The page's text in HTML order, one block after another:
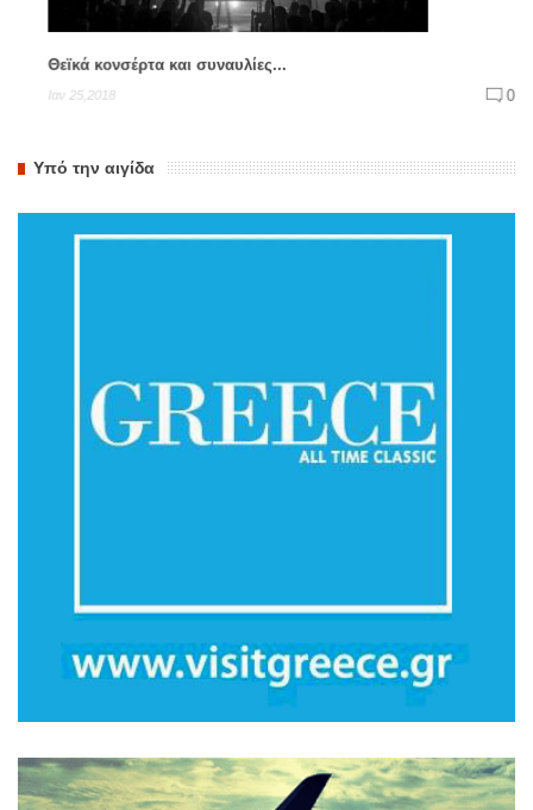
Θεϊκά κονσέρτα και συναυλίες...
Ιαν 25,2018 0
Υπό την αιγίδα